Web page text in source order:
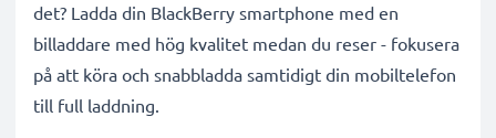
det? Ladda din BlackBerry smartphone med en
billaddare med hög kvalitet medan du reser - fokusera
på att köra och snabbladda samtidigt din mobiltelefon
till full laddning.